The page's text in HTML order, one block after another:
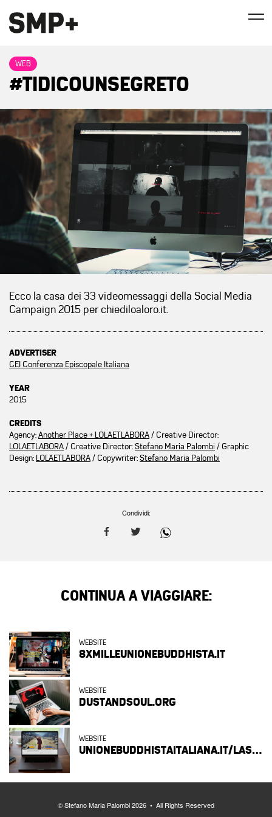
WEB
#TIDICOUNSEGRETO
Ecco la casa dei 33 videomessaggi della Social Media
Campaign 2015 per chiediloaloro.it.
ADVERTISER
CEI Conferenza Episcopale Italiana
YEAR
2015
CREDITS
Agency:Another Place + LOLAETLABORA/ Creative Director:
LOLAETLABORA/ Creative Director:Stefano Maria Palombi / Graphic
Design: LOLAETLABORA/ Copywriter:Stefano Maria Palombi
Condividi:
CONTINUA A VIAGGIARE:
WEBSITE
8XMILLEUNIONEBUDDHISTA.IT
WEBSITE
DUSTANDSOUL.ORG
WEBSITE
UNIONEBUDDHISTAITALIANA.IT/LASCITI
© Stefano Maria Palombi 2026 • All Rights Reserved